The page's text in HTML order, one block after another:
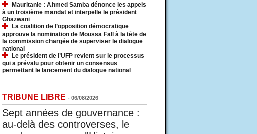
Mauritanie : Ahmed Samba dénonce les appels
à un troisième mandat et interpelle le président
Ghazwani
La coalition de l’opposition démocratique
approuve la nomination de Moussa Fall à la tête de
la commission chargée de superviser le dialogue
national
Le président de l’UFP revient sur le processus
qui a prévalu pour obtenir un consensus
permettant le lancement du dialogue national
TRIBUNE LIBRE - 06/08/2026
Sept années de gouvernance :
au-delà des controverses, le